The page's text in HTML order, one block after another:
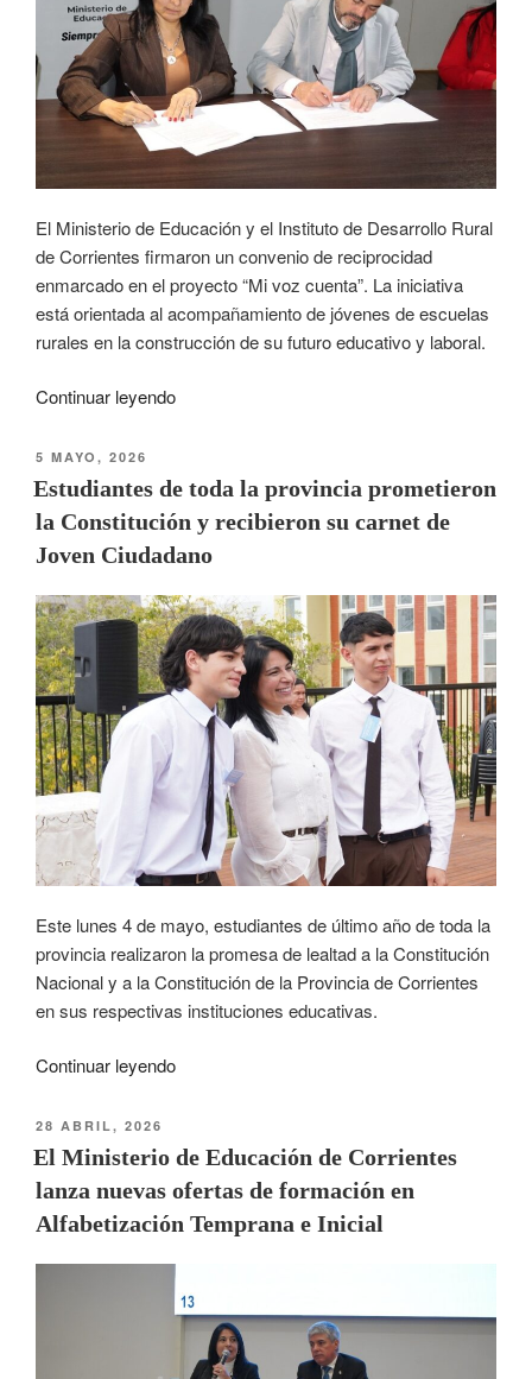
El Ministerio de Educación y el Instituto de Desarrollo Rural
de Corrientes firmaron un convenio de reciprocidad
enmarcado en el proyecto “Mi voz cuenta”. La iniciativa
está orientada al acompañamiento de jóvenes de escuelas
rurales en la construcción de su futuro educativo y laboral.
Continuar leyendo
5 MAYO, 2026
Estudiantes de toda la provincia prometieron
la Constitución y recibieron su carnet de
Joven Ciudadano
Este lunes 4 de mayo, estudiantes de último año de toda la
provincia realizaron la promesa de lealtad a la Constitución
Nacional y a la Constitución de la Provincia de Corrientes
en sus respectivas instituciones educativas.
Continuar leyendo
28 ABRIL, 2026
El Ministerio de Educación de Corrientes
lanza nuevas ofertas de formación en
Alfabetización Temprana e Inicial